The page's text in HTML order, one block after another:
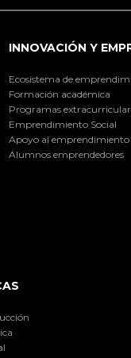
INNOVACIÓN Y
Ecosistema de
Formación académica
Programas
Emprendimiento Social
Apoyo al emprendimiento
Alumnos emprendedores